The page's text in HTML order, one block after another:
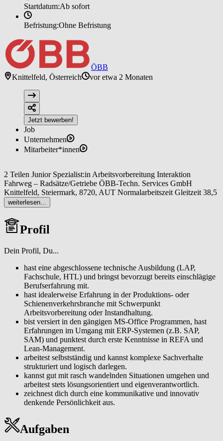
Startdatum:Ab sofort
Befristung:Ohne Befristung
ÖBB
Knittelfeld, Österreich
vor etwa 2 Monaten
Jetzt bewerben!
Job
Unternehmen
Mitarbeiter*innen
2 Teilen Junior Spezialist:in Arbeitsvorbereitung Interaktion
Fahrweg – Radsätze/Getriebe ÖBB-Techn. Services GmbH
Knittelfeld, Steiermark, 8720, AUT Normalarbeitszeit Gleitzeit 38,5
Std. req25519
Wir möchten neue Wege gehen. Und neue Wege schaffen. Heute.
Für morgen. Für uns. Jetzt Teil des #TeamOEBB werden!
in Österreich und tragen die Verantwortung für eine moderne
Eine Karriere bei den ÖBB ist nicht nur vielfältig, sondern auch
sinnstiftend: Als größtes Klimaschutzunternehmen im
Mobilitätssektor bewegen wir ganz Österreich, treiben die
österreichische Wirtschaft voran, fördern Innovation und sind ein
verlässlicher, verantwortungsbewusster Arbeitgeber. Wir
unterstützen unsere Mitarbeiter:innen bei ihrer beruflichen und
persönlichen Weiterentwicklung, setzen Maßnahmen für ihre
Gesundheit und gemeinsam schaffen wir eine Unternehmenskultur,
die von Wertschätzung und respektvoller Zusammenarbeit geprägt
weiterlesen...
Profil
Dein Profil, Du...
hast eine abgeschlossene technische Ausbildung (LAP,
Fachschule, HTL) und bringst bevorzugt bereits einschlägige
Berufserfahrung mit.
hast idealerweise Erfahrung in der Produktions- oder
Schienenverkehrsbranche mit Schwerpunkt
Arbeitsvorbereitung oder Instandhaltung.
bist versiert in den gängigen MS-Office Programmen, hast
Erfahrungen im Umgang mit ERP-Systemen (z.B. SAP,
SAM) und punktest durch erste Kenntnisse in REFA und
Lean-Management.
arbeitest selbstständig und kannst komplexe Sachverhalte
strukturiert und logisch darlegen.
kannst gut mit rasch wandelnden Situationen umgehen und
arbeitest stets lösungsorientiert und eigenverantwortlich.
zeichnest dich durch eine kommunikative und innovativ
denkende Persönlichkeit aus.
Aufgaben